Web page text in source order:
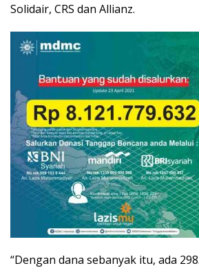
Solidair, CRS dan Allianz.
“Dengan dana sebanyak itu, ada